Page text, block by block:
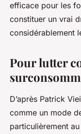
efficace pour les
constituer un vrai
considérablement
Pour lutter
D’après Patrick
comme un mode
particulièrement